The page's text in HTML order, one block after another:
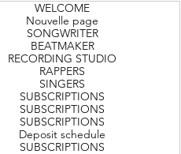
WELCOME
Nouvelle page
SONGWRITER
BEATMAKER
RECORDING STUDIO
RAPPERS
SINGERS
SUBSCRIPTIONS
SUBSCRIPTIONS
SUBSCRIPTIONS
Deposit schedule
SUBSCRIPTIONS